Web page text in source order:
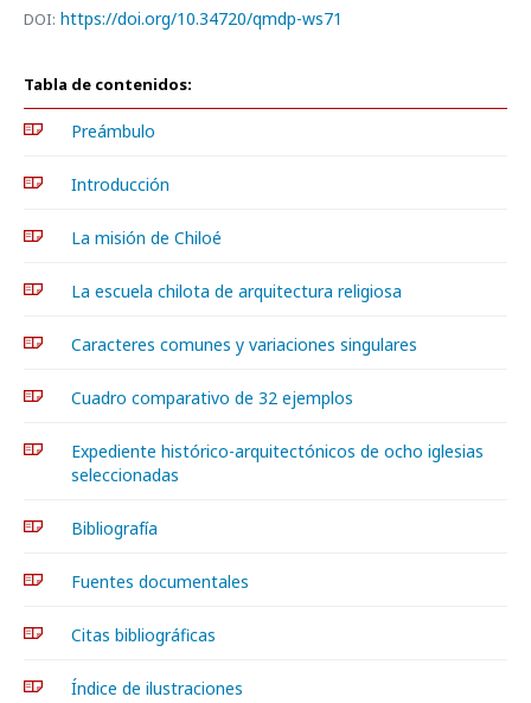
DOI: https://doi.org/10.34720/qmdp-ws71
Tabla de contenidos:
Preámbulo
Introducción
La misión de Chiloé
La escuela chilota de arquitectura religiosa
Caracteres comunes y variaciones singulares
Cuadro comparativo de 32 ejemplos
Expediente histórico-arquitectónicos de ocho iglesias
seleccionadas
Bibliografía
Fuentes documentales
Citas bibliográficas
Índice de ilustraciones